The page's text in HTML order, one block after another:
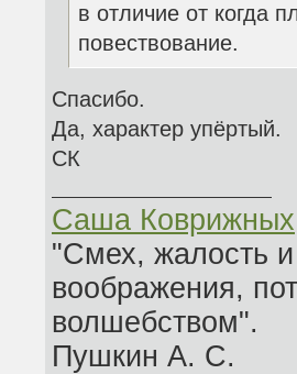
в отличие от когда
повествование.
Спасибо.
Да, характер упёртый.
СК
Саша Коврижных
"Смех, жалость
воображения,
волшебством".
Пушкин А. С.